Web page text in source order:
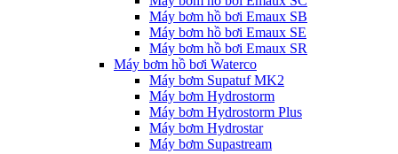
Máy bơm hồ bơi Emaux SB
Máy bơm hồ bơi Emaux SE
Máy bơm hồ bơi Emaux SR
Máy bơm hồ bơi Waterco
Máy bơm Supatuf MK2
Máy bơm Hydrostorm
Máy bơm Hydrostorm Plus
Máy bơm Hydrostar
Máy bơm Supastream